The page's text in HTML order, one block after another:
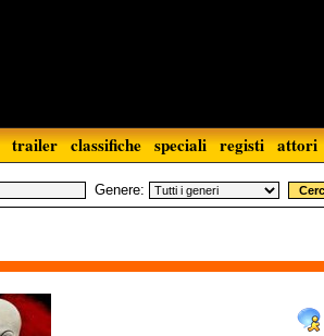
trailer classifiche speciali registi attori
Genere: